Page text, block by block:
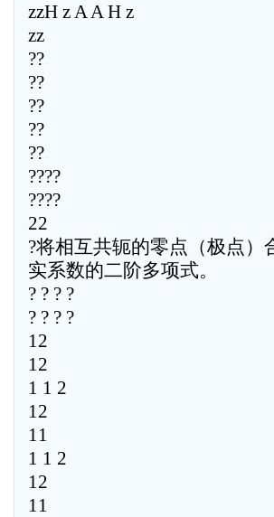
zzH z A A H z
zz
??
??
??
??
??
????
????
22
?将相互共轭的零点（极点）
实系数的二阶多项式。
? ? ? ?
? ? ? ?
12
12
1 1 2
12
11
1 1 2
12
11